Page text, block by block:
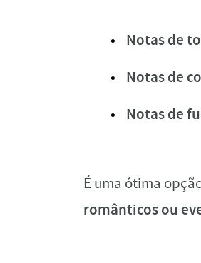
Notas de
Notas de
Notas de
É uma ótima
românticos ou